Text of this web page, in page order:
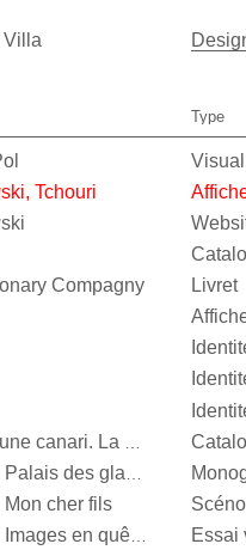
Villa
Type
Tchouri
Compagny Livret
cher fils
Valérie Mréjen, Images en quête d'histoires